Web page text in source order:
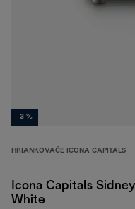
-3 %
HRIANKOVAČE ICONA CAPITALS
Icona Capitals Sidney
White